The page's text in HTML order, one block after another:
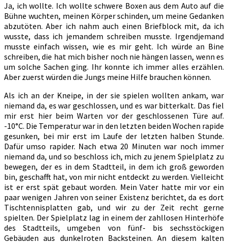
Ja, ich wollte. Ich wollte schwere Boxen aus dem Auto auf die
Bühne wuchten, meinen Körper schinden, um meine Gedanken
abzutöten. Aber ich nahm auch einen Briefblock mit, da ich
wusste, dass ich jemandem schreiben musste. Irgendjemand
musste einfach wissen, wie es mir geht. Ich würde an Bine
schreiben, die hat mich bisher noch nie hängen lassen, wenn es
um solche Sachen ging. Ihr konnte ich immer alles erzählen.
Aber zuerst würden die Jungs meine Hilfe brauchen können.
Als ich an der Kneipe, in der sie spielen wollten ankam, war
niemand da, es war geschlossen, und es war bitterkalt. Das fiel
mir erst hier beim Warten vor der geschlossenen Türe auf.
-10°C. Die Temperatur war in den letzten beiden Wochen rapide
gesunken, bei mir erst im Laufe der letzten halben Stunde.
Dafür umso rapider. Nach etwa 20 Minuten war noch immer
niemand da, und so beschloss ich, mich zu jenem Spielplatz zu
bewegen, der es in dem Stadtteil, in dem ich groß geworden
bin, geschafft hat, von mir nicht entdeckt zu werden. Vielleicht
ist er erst spät gebaut worden. Mein Vater hatte mir vor ein
paar wenigen Jahren von seiner Existenz berichtet, da es dort
Tischtennisplatten gab, und wir zu der Zeit recht gerne
spielten. Der Spielplatz lag in einem der zahllosen Hinterhöfe
des Stadtteils, umgeben von fünf- bis sechsstöckigen
Gebäuden aus dunkelroten Backsteinen. An diesem kalten